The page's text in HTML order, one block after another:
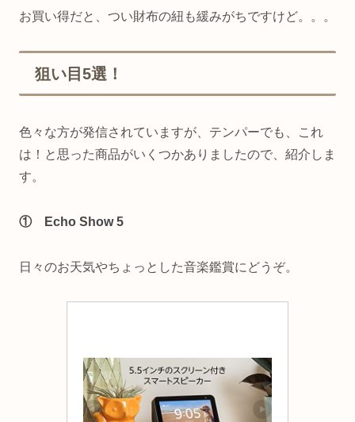
お買い得だと、つい財布の紐も緩みがちですけど。。。
狙い目5選！
色々な方が発信されていますが、テンパーでも、これ
は！と思った商品がいくつかありましたので、紹介しま
す。
① Echo Show 5
日々のお天気やちょっとした音楽鑑賞にどうぞ。